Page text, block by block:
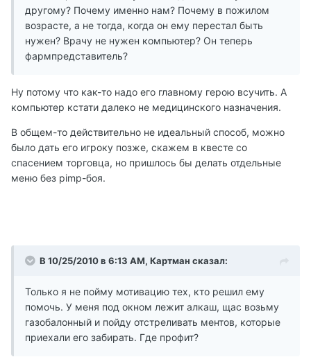
другому? Почему именно нам? Почему в пожилом
возрасте, а не тогда, когда он ему перестал быть
нужен? Врачу не нужен компьютер? Он теперь
фармпредставитель?
Ну потому что как-то надо его главному герою всучить. А
компьютер кстати далеко не медицинского назначения.
В общем-то действительно не идеальный способ, можно
было дать его игроку позже, скажем в квесте со
спасением торговца, но пришлось бы делать отдельные
меню без pimp-боя.
В 10/25/2010 в 6:13 AM, Картман сказал:
Только я не пойму мотивацию тех, кто решил ему
помочь. У меня под окном лежит алкаш, щас возьму
газобалонный и пойду отстреливать ментов, которые
приехали его забирать. Где профит?